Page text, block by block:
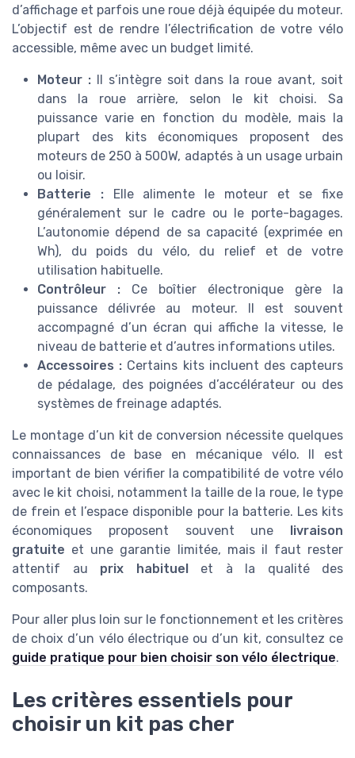
d’affichage et parfois une roue déjà équipée du moteur.
L’objectif est de rendre l’électrification de votre vélo
accessible, même avec un budget limité.
Moteur :Il s’intègre soit dans la roue avant, soit
dans la roue arrière, selon le kit choisi. Sa
puissance varie en fonction du modèle, mais la
plupart des kits économiques proposent des
moteurs de 250 à 500W, adaptés à un usage urbain
ou loisir.
Batterie :Elle alimente le moteur et se fixe
généralement sur le cadre ou le porte-bagages.
L’autonomie dépend de sa capacité (exprimée en
Wh), du poids du vélo, du relief et de votre
utilisation habituelle.
Contrôleur : Ce boîtier électronique gère la
puissance délivrée au moteur. Il est souvent
accompagné d’un écran qui affiche la vitesse, le
niveau de batterie et d’autres informations utiles.
Accessoires : Certains kits incluent des capteurs
de pédalage, des poignées d’accélérateur ou des
systèmes de freinage adaptés.
Le montage d’un kit de conversion nécessite quelques
connaissances de base en mécanique vélo. Il est
important de bien vérifier la compatibilité de votre vélo
avec le kit choisi, notamment la taille de la roue, le type
de frein et l’espace disponible pour la batterie. Les kits
économiques proposent souvent une
livraison
gratuite et une garantie limitée, mais il faut rester
attentif au prix habituel
et à la qualité des
composants.
Pour aller plus loin sur le fonctionnement et les critères
de choix d’un vélo électrique ou d’un kit, consultez ce
guide pratique pour bien choisir son vélo électrique.
Les critères essentiels pour
choisir un kit pas cher